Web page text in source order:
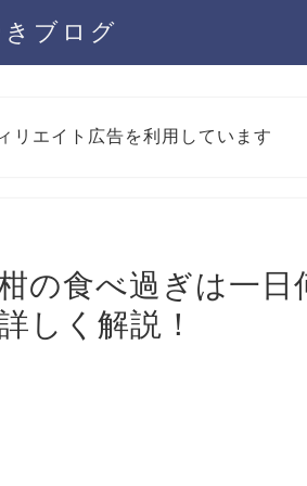
ブログ
リエイト広告を利用しています
の食べ過ぎは一
しく解説！